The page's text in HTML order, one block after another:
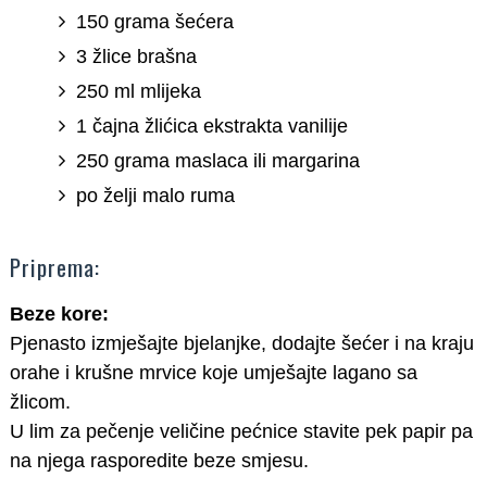
150 grama šećera
3 žlice brašna
250 ml mlijeka
1 čajna žlićica ekstrakta vanilije
250 grama maslaca ili margarina
po želji malo ruma
Priprema:
Beze kore:
Pjenasto izmješajte bjelanjke, dodajte šećer i na kraju
orahe i krušne mrvice koje umješajte lagano sa
žlicom.
U lim za pečenje veličine pećnice stavite pek papir pa
na njega rasporedite beze smjesu.